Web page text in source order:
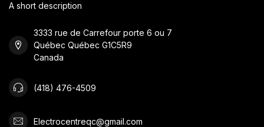
A short description
3333 rue de Carrefour porte 6 ou 7
Québec Québec G1C5R9
Canada
(418) 476-4509
Electrocentreqc@gmail.com